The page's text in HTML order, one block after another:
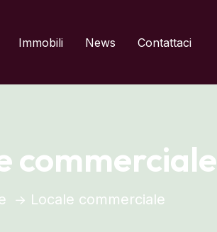
Immobili News Contattaci
commerciale
Locale commerciale